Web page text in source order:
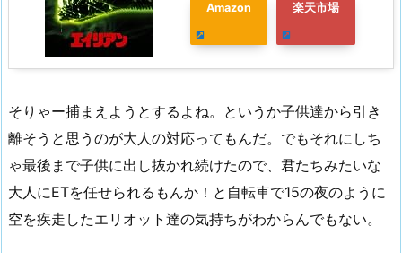
Amazon 楽天市場
そりゃー捕まえようとするよね。というか子供達から引き
離そうと思うのが大人の対応ってもんだ。でもそれにしち
ゃ最後まで子供に出し抜かれ続けたので、君たちみたいな
大人にETを任せられるもんか！と自転車で15の夜のように
空を疾走したエリオット達の気持ちがわからんでもない。